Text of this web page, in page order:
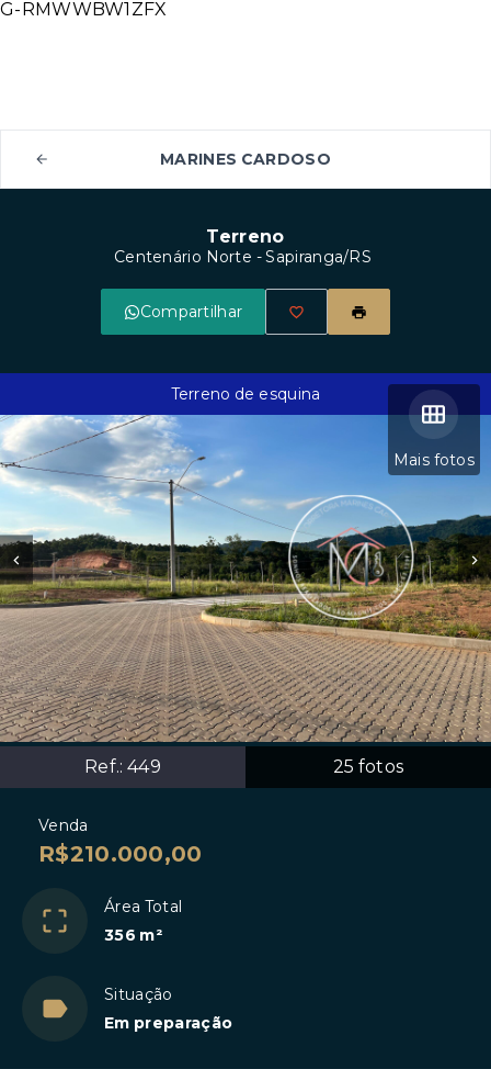
G-RMWWBW1ZFX
MARINES CARDOSO
Terreno
Centenário Norte - Sapiranga/RS
Compartilhar
Mais fotos
Ref.:449 25 fotos
Terreno de esquina
Venda
R$210.000,00
Área Total
356 m²
Situação
Em preparação